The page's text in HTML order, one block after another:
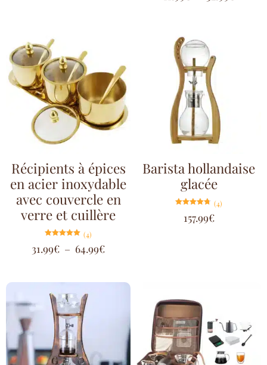
sur 5
Récipients à épices
en acier inoxydable
avec couvercle en
verre et cuillère
5.00
sur 5
(4)
31.99€ – 64.99€
Barista hollandaise
glacée
4.75
sur 5
(4)
157.99€